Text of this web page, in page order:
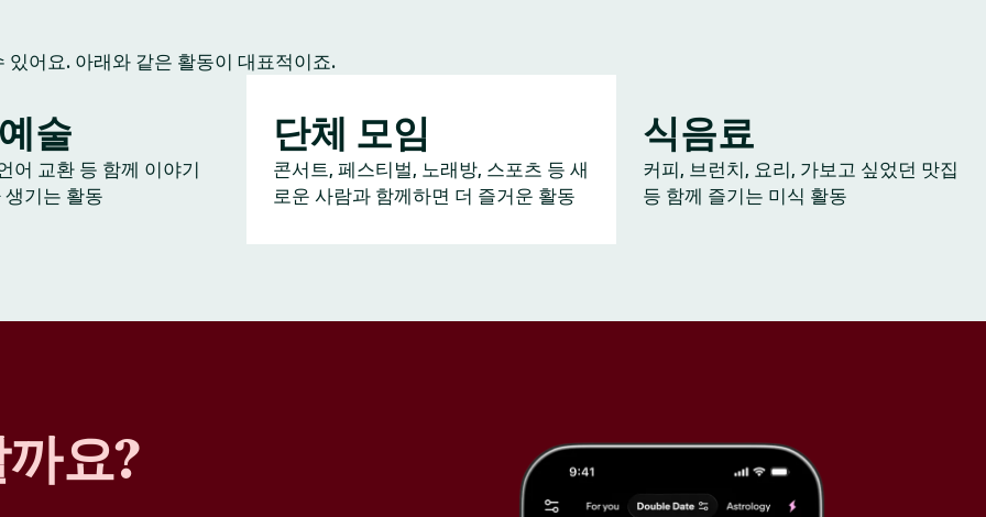
어요. 아래와 같은 활동이 대표적이죠.
술
어 교환 등 함께 이야기
기는 활동
단체 모임
콘서트, 페스티벌, 노래방, 스포츠 등 새
로운 사람과 함께하면 더 즐거운 활동
식음료
커피, 브런치, 요리, 가보고 싶었던 맛집
등 함께 즐기는 미식 활동
요?